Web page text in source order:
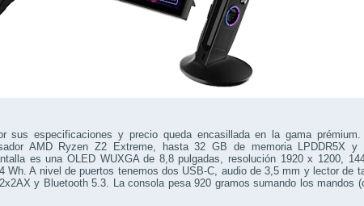
sus especificaciones y precio queda encasillada en la gama
AMD Ryzen Z2 Extreme, hasta 32 GB de memoria LPDDR5X
es una OLED WUXGA de 8,8 pulgadas, resolución 1920 x 1200,
Wh. A nivel de puertos tenemos dos USB-C, audio de 3,5 mm y lector de
y Bluetooth 5.3. La consola pesa 920 gramos sumando los mandos